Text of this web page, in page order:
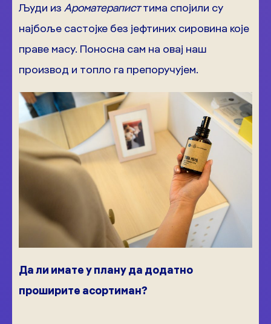
Људи из Ароматераписттима спојили су
најбоље састојке без јефтиних сировина које
праве масу. Поносна сам на овај наш
производ и топло га препоручујем.
Да ли имате у плану да додатно
проширите асортиман?